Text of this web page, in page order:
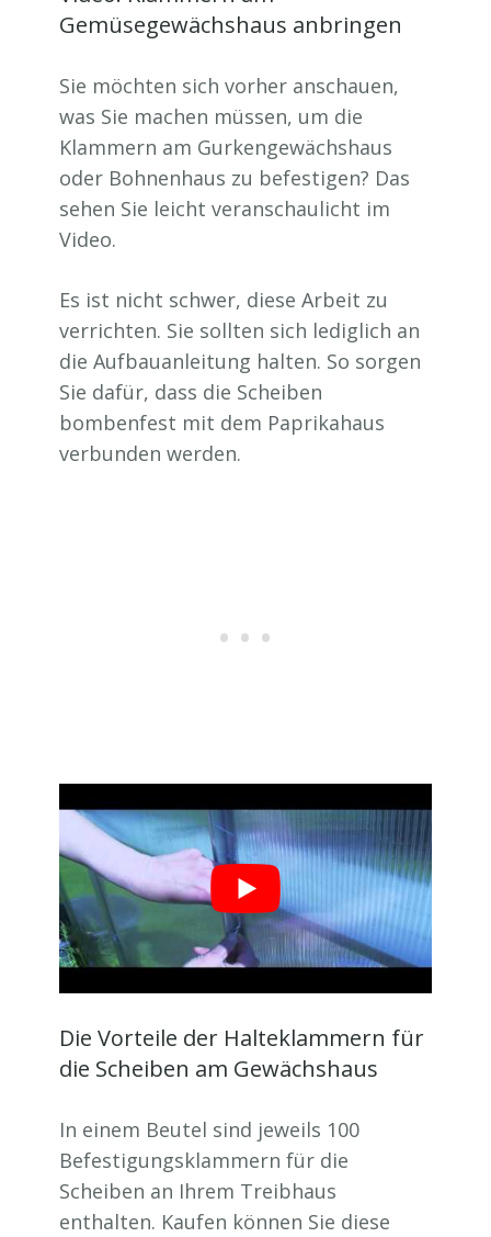
Gemüsegewächshaus anbringen
Sie möchten sich vorher anschauen,
was Sie machen müssen, um die
Klammern am Gurkengewächshaus
oder Bohnenhaus zu befestigen? Das
sehen Sie leicht veranschaulicht im
Video.
Es ist nicht schwer, diese Arbeit zu
verrichten. Sie sollten sich lediglich an
die Aufbauanleitung halten. So sorgen
Sie dafür, dass die Scheiben
bombenfest mit dem Paprikahaus
verbunden werden.
Die Vorteile der Halteklammern für
die Scheiben am Gewächshaus
In einem Beutel sind jeweils 100
Befestigungsklammern für die
Scheiben an Ihrem Treibhaus
enthalten. Kaufen können Sie diese